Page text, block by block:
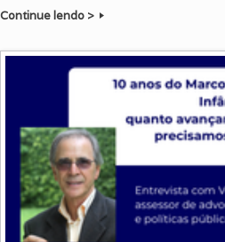
Continue lendo >